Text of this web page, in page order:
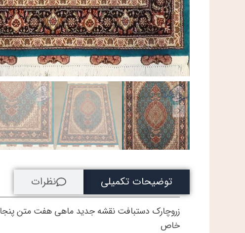
توضیحات تکمیلی نظرات
زروچارک دستبافت نقشه جدید ماهی هفت متن
خاص